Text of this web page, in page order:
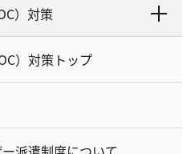
）対策
）対策トップ